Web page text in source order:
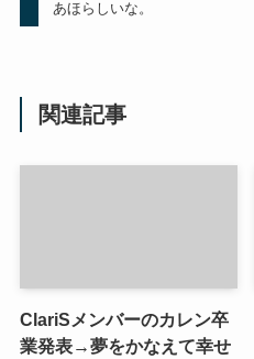
あほらしいな。
関連記事
ClariSメンバーのカレン卒
業発表→夢をかなえて幸せ